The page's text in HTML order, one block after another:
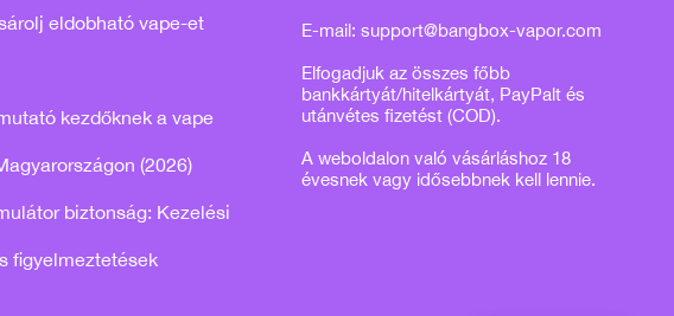
eldobható vape-et
kezdőknek a vape
(2026)
biztonság: Kezelési
figyelmeztetések
E-mail: support@bangbox-vapor.com
Elfogadjuk az összes főbb
bankkártyát/hitelkártyát, PayPalt és
utánvétes fizetést (COD).
A weboldalon való vásárláshoz 18
évesnek vagy idősebbnek kell lennie.